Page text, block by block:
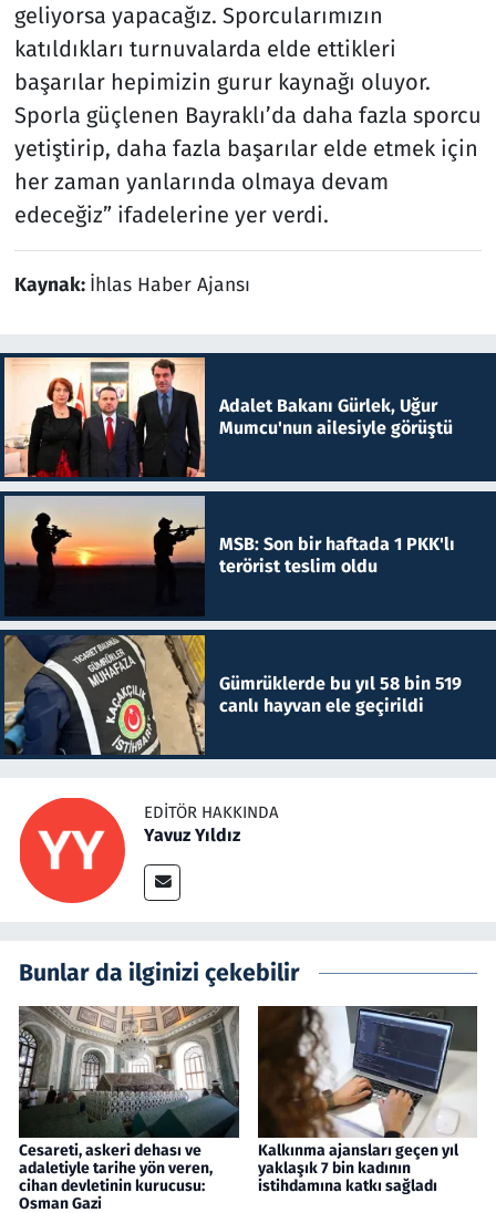
geliyorsa yapacağız. Sporcularımızın
katıldıkları turnuvalarda elde ettikleri
başarılar hepimizin gurur kaynağı oluyor.
Sporla güçlenen Bayraklı’da daha fazla sporcu
yetiştirip, daha fazla başarılar elde etmek için
her zaman yanlarında olmaya devam
edeceğiz” ifadelerine yer verdi.
Kaynak: İhlas Haber Ajansı
Adalet Bakanı Gürlek, Uğur
Mumcu'nun ailesiyle görüştü
MSB: Son bir haftada 1 PKK'lı
terörist teslim oldu
Gümrüklerde bu yıl 58 bin 519
canlı hayvan ele geçirildi
EDITÖR HAKKINDA
Yavuz Yıldız
Bunlar da ilginizi çekebilir
Cesareti, askeri dehası ve
adaletiyle tarihe yön veren,
cihan devletinin kurucusu:
Osman Gazi
Kalkınma ajansları geçen yıl
yaklaşık 7 bin kadının
istihdamına katkı sağladı